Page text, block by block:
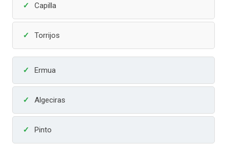
Capilla
Torrijos
Ermua
Algeciras
Pinto